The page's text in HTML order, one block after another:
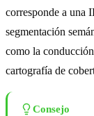
corresponde a una
segmentación
como la
cartografía de
Consejo